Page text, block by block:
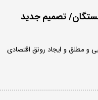
تصمیم جدید
و مطلق و ایجاد رونق اقتصادی